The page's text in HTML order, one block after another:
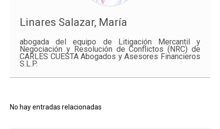
Linares Salazar, María
abogada del equipo de Litigación Mercantil y
Negociación y Resolución de Conflictos (NRC) de
CARLES CUESTA Abogados y Asesores Financieros
S.L.P.
No hay entradas relacionadas